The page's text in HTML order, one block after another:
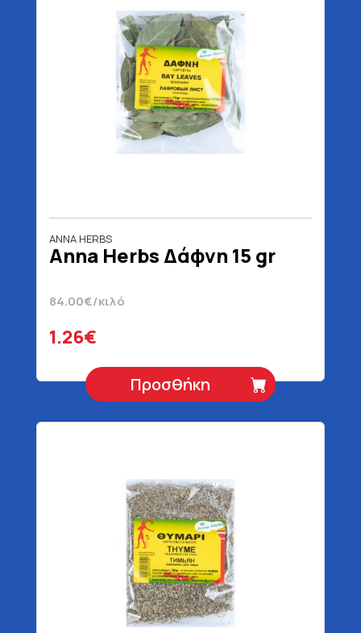
ANNA HERBS
Anna Herbs Δάφνη 15 gr
84.00€/κιλό
1.26€
Προσθήκη